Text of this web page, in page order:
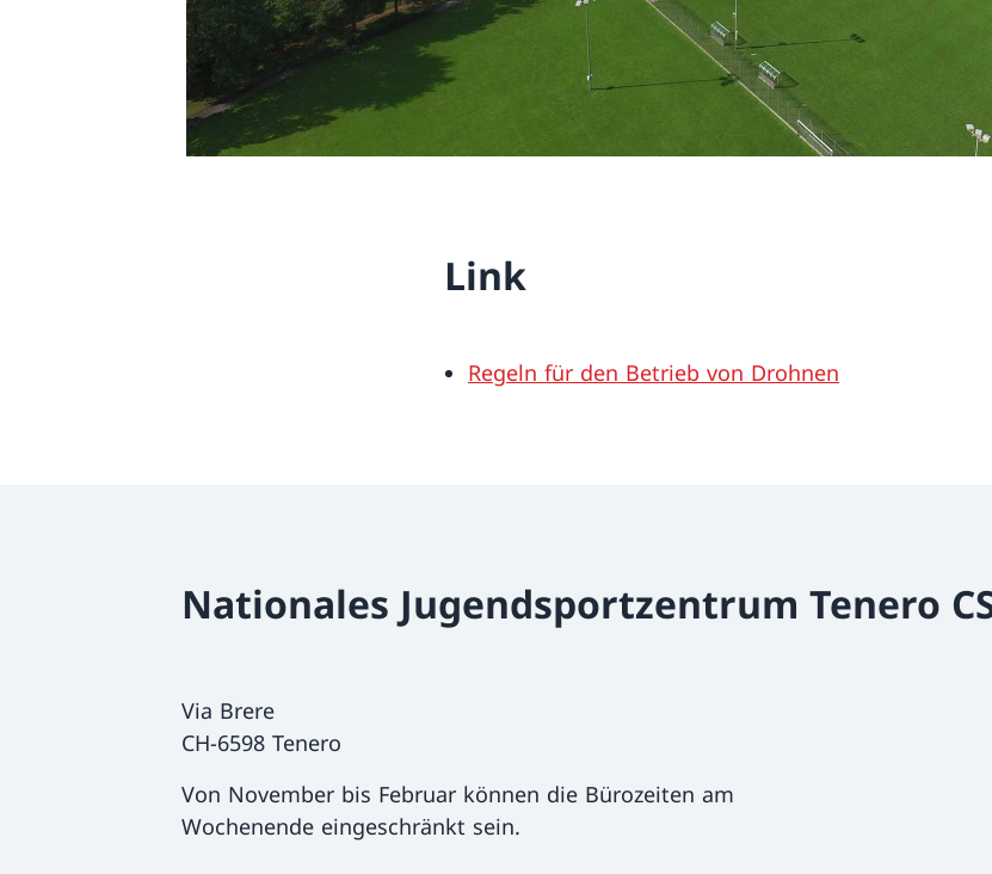
Link
Regeln für den Betrieb von Drohnen
Nationales Jugendsportzentrum Tenero
Via Brere
CH-6598 Tenero
Von November bis Februar können die Bürozeiten am
Wochenende eingeschränkt sein.